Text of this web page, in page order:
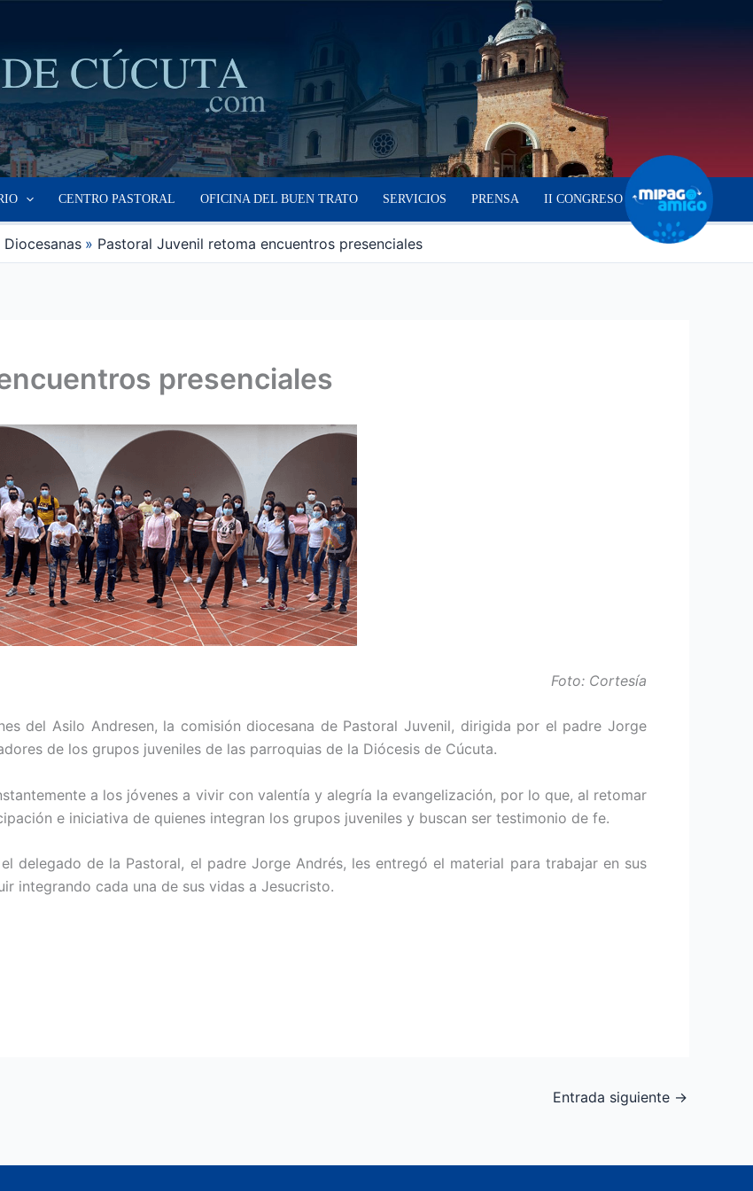
CENTRO PASTORAL OFICINA DEL BUEN TRATO SERVICIOS PRENSA II CONGRESO
Pastoral Juvenil retoma encuentros presenciales
presenciales
Foto: Cortesía
del Asilo Andresen, la comisión diocesana de Pastoral Juvenil, dirigida por el padre Jorge
de los grupos juveniles de las parroquias de la Diócesis de Cúcuta.
a los jóvenes a vivir con valentía y alegría la evangelización, por lo que, al retomar
e iniciativa de quienes integran los grupos juveniles y buscan ser testimonio de fe.
delegado de la Pastoral, el padre Jorge Andrés, les entregó el material para trabajar en sus
integrando cada una de sus vidas a Jesucristo.
Entrada siguiente →